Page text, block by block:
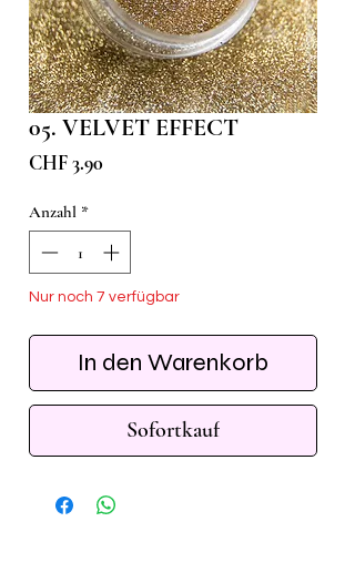
05. VELVET EFFECT
CHF 3.90
Anzahl *
Nur noch 7 verfügbar
In den Warenkorb
Sofortkauf